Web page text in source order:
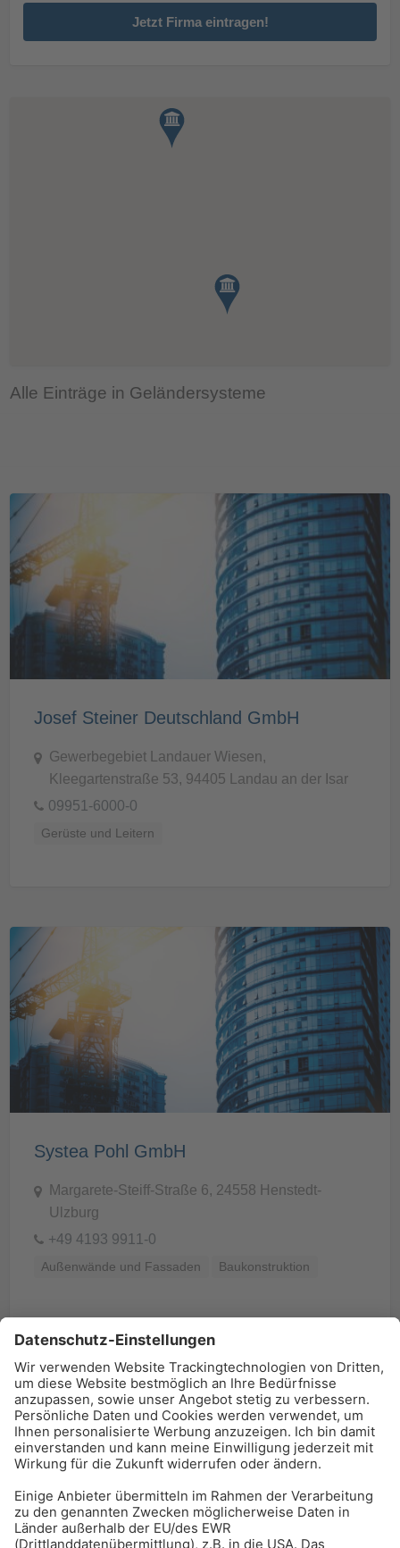
Jetzt Firma eintragen!
Alle Einträge in Geländersysteme
Josef Steiner Deutschland GmbH
Gewerbegebiet Landauer Wiesen,
Kleegartenstraße 53, 94405 Landau an der Isar
09951-6000-0
Gerüste und Leitern
Systea Pohl GmbH
Margarete-Steiff-Straße 6, 24558 Henstedt-
Ulzburg
+49 4193 9911-0
Außenwände und Fassaden Baukonstruktion
BAU-Index Newsletter
Erhalten Sie regelmäßig Benachrichtigungen zu den
Zur Anmeldung